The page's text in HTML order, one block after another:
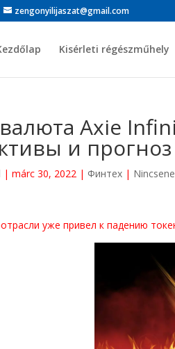
zengonyilijaszat@gmail.com
Kisérleti régészműhely
Axie
и
|márc 30, 2022 | Финтех |
уже привел к падению